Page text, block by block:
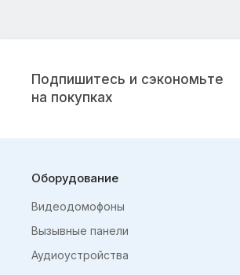
Подпишитесь и сэкономьте
на покупках
Оборудование
Видеодомофоны
Вызывные панели
Аудиоустройства